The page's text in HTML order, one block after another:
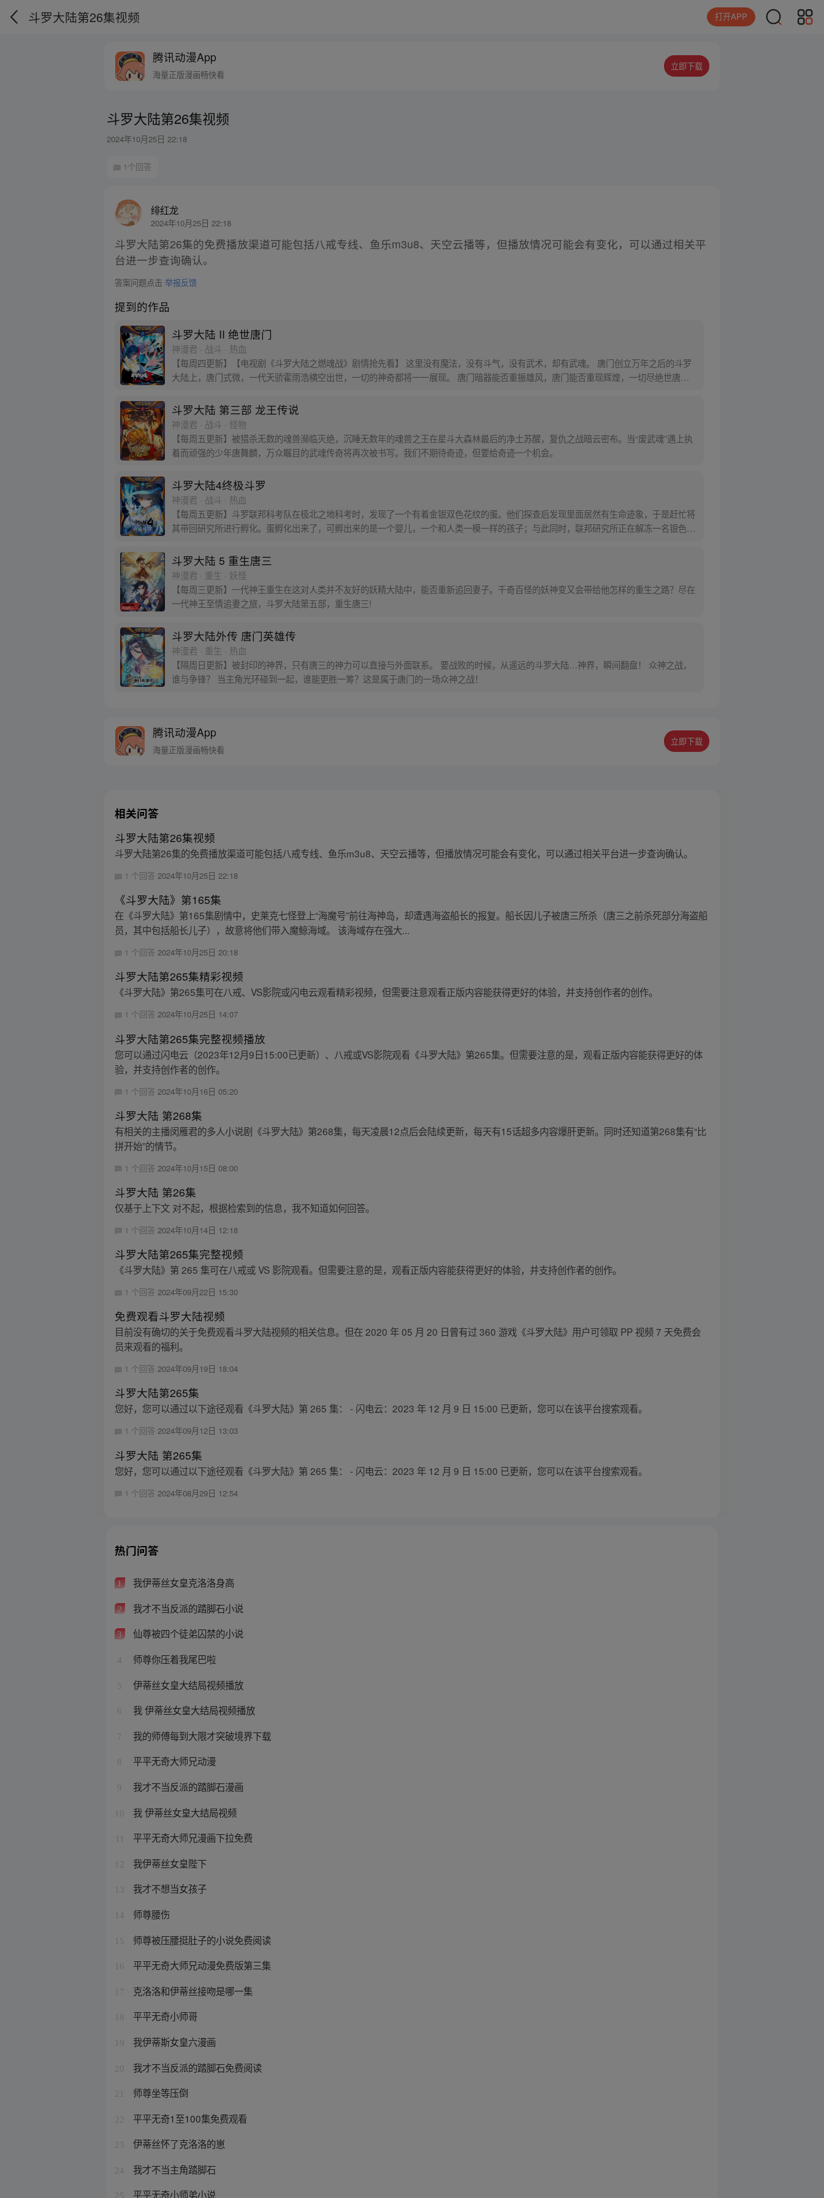
斗罗大陆第26集视频 打开APP
腾讯动漫App
海量正版漫画畅快看
立即下载
斗罗大陆第26集视频
2024年10月25日 22:18
1个回答
绯红龙
2024年10月25日 22:18
斗罗大陆第26集的免费播放渠道可能包括八戒专线、鱼乐m3u8、天空云播等，但播放情况可能会有变化，可以通过相关平
台进一步查询确认。
答案问题点击举报反馈
提到的作品
斗罗大陆 II 绝世唐门
神漫君 · 战斗 · 热血
【每周四更新】【电视剧《斗罗大陆之燃魂战》剧情抢先看】 这里没有魔法，没有斗气，没有武术，却有武魂。 唐门创立万年之后的斗罗
大陆上，唐门式微，一代天骄霍雨浩横空出世，一切的神奇都将一一展现。 唐门暗器能否重振雄风，唐门能否重现辉煌，一切尽绝世唐
斗罗大陆 第三部 龙王传说
神漫君 · 战斗 · 怪物
【每周五更新】被猎杀无数的魂兽濒临灭绝，沉睡无数年的魂兽之王在星斗大森林最后的净土苏醒，复仇之战暗云密布。当“废武魂”遇上执
着而顽强的少年唐舞麟，万众瞩目的武魂传奇将再次被书写。我们不期待奇迹，但要给奇迹一个机会。
斗罗大陆4终极斗罗
神漫君 · 战斗 · 热血
【每周五更新】斗罗联邦科考队在极北之地科考时，发现了一个有着金银双色花纹的蛋。他们探查后发现里面居然有生命迹象，于是赶忙将
其带回研究所进行孵化。蛋孵化出来了，可孵出来的是一个婴儿，一个和人类一模一样的孩子；与此同时，联邦研究所正在解冻一名银色长
斗罗大陆 5 重生唐三
神漫君 · 重生 · 妖怪
【每周三更新】一代神王重生在这对人类并不友好的妖精大陆中，能否重新追回妻子。千奇百怪的妖神变又会带给他怎样的重生之路？尽在
一代神王至情追妻之旅，斗罗大陆第五部，重生唐三!
斗罗大陆外传 唐门英雄传
神漫君 · 重生 · 热血
【隔周日更新】被封印的神界，只有唐三的神力可以直接与外面联系。 要战败的时候，从遥远的斗罗大陆…神界，瞬间翻盘！ 众神之战，
谁与争锋？ 当主角光环碰到一起，谁能更胜一筹？这是属于唐门的一场众神之战！
腾讯动漫App
海量正版漫画畅快看
立即下载
相关问答
斗罗大陆第26集视频
斗罗大陆第26集的免费播放渠道可能包括八戒专线、鱼乐m3u8、天空云播等，但播放情况可能会有变化，可以通过相关平台进一步查询确认。
1 个回答2024年10月25日 22:18
《斗罗大陆》第165集
在《斗罗大陆》第165集剧情中，史莱克七怪登上“海魔号”前往海神岛，却遭遇海盗船长的报复。船长因儿子被唐三所杀（唐三之前杀死部分海盗船
员，其中包括船长儿子），故意将他们带入魔鲸海域。 该海域存在强大...
1 个回答2024年10月25日 20:18
斗罗大陆第265集精彩视频
《斗罗大陆》第265集可在八戒、VS影院或闪电云观看精彩视频，但需要注意观看正版内容能获得更好的体验，并支持创作者的创作。
1 个回答2024年10月25日 14:07
斗罗大陆第265集完整视频播放
您可以通过闪电云（2023年12月9日15:00已更新）、八戒或VS影院观看《斗罗大陆》第265集。但需要注意的是，观看正版内容能获得更好的体
验，并支持创作者的创作。
1 个回答 2024年10月16日 05:20
斗罗大陆 第268集
有相关的主播闵雁君的多人小说剧《斗罗大陆》第268集，每天凌晨12点后会陆续更新，每天有15话超多内容爆肝更新。同时还知道第268集有“比
拼开始”的情节。
1 个回答 2024年10月15日 08:00
斗罗大陆 第26集
仅基于上下文 对不起，根据检索到的信息，我不知道如何回答。
1 个回答2024年10月14日 12:18
斗罗大陆第265集完整视频
《斗罗大陆》第 265 集可在八戒或 VS 影院观看。但需要注意的是，观看正版内容能获得更好的体验，并支持创作者的创作。
1 个回答2024年09月22日 15:30
免费观看斗罗大陆视频
目前没有确切的关于免费观看斗罗大陆视频的相关信息。但在 2020 年 05 月 20 日曾有过 360 游戏《斗罗大陆》用户可领取 PP 视频 7 天免费会
员来观看的福利。
1 个回答2024年09月19日 18:04
斗罗大陆第265集
您好，您可以通过以下途径观看《斗罗大陆》第 265 集： - 闪电云：2023 年 12 月 9 日 15:00 已更新，您可以在该平台搜索观看。
1 个回答2024年09月12日 13:03
斗罗大陆 第265集
您好，您可以通过以下途径观看《斗罗大陆》第 265 集： - 闪电云：2023 年 12 月 9 日 15:00 已更新，您可以在该平台搜索观看。
1 个回答 2024年08月29日 12:54
热门问答
1 我伊蒂丝女皇克洛洛身高
2 我才不当反派的踏脚石小说
3 仙尊被四个徒弟囚禁的小说
4 师尊你压着我尾巴啦
5 伊蒂丝女皇大结局视频播放
6 我 伊蒂丝女皇大结局视频播放
7 我的师傅每到大限才突破境界下载
8 平平无奇大师兄动漫
9 我才不当反派的踏脚石漫画
10 我 伊蒂丝女皇大结局视频
平平无奇大师兄漫画下拉免费
12 我伊蒂丝女皇陛下
13 我才不想当女孩子
14 师尊腰伤
15 师尊被压腰挺肚子的小说免费阅读
16 平平无奇大师兄动漫免费版第三集
17 克洛洛和伊蒂丝接吻是哪一集
18 平平无奇小师哥
19 我伊蒂斯女皇六漫画
20 我才不当反派的踏脚石免费阅读
21 师尊坐等压倒
22 平平无奇1至100集免费观看
23 伊蒂丝怀了克洛洛的崽
24 我才不当主角踏脚石
25 平平无奇小师弟小说